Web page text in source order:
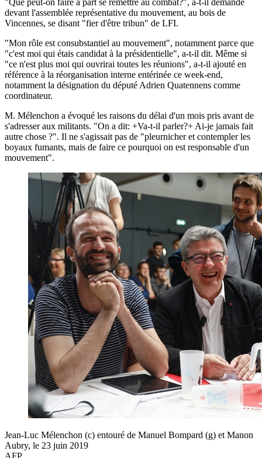
devant l'assemblée représentative du mouvement, au bois de
Vincennes, se disant "fier d'être tribun" de LFI.
"Mon rôle est consubstantiel au mouvement", notamment parce que
"c'est moi qui étais candidat à la présidentielle", a-t-il dit. Même si
"ce n'est plus moi qui ouvrirai toutes les réunions", a-t-il ajouté en
référence à la réorganisation interne entérinée ce week-end,
notamment la désignation du député Adrien Quatennens comme
coordinateur.
M. Mélenchon a évoqué les raisons du délai d'un mois pris avant de
s'adresser aux militants. "On a dit: +Va-t-il parler?+ Ai-je jamais fait
autre chose ?". Il ne s'agissait pas de "pleurnicher et contempler les
boyaux fumants, mais de faire ce pourquoi on est responsable d'un
mouvement".
Jean-Luc Mélenchon (c) entouré de Manuel Bompard (g) et Manon
Aubry, le 23 juin 2019
AFP